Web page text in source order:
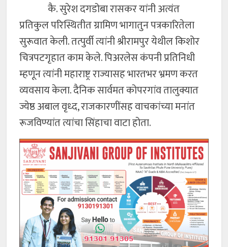
कै. सुरेश दगडोबा रासकर यांनी अत्यंत
प्रतिकुल परिस्थितीत ग्रामिण भागातुन पत्रकारितेला
सुरूवात केली. तत्पुर्वी त्यांनी श्रीरामपुर येथील किशोर
चित्रपटगृहात काम केले. पिअरलेस कंपनी प्रतिनिधी
म्हणून त्यांनी महाराष्ट्र राज्यासह भारतभर भ्रमण करत
व्यवसाय केला. दैनिक सार्वमत कोपरगांव तालुक्यात
ज्येष्ठ अबाल वृध्द, राजकारणींसह वाचकांच्या मनांत
रूजविण्यांत त्यांचा सिंहाचा वाटा होता.